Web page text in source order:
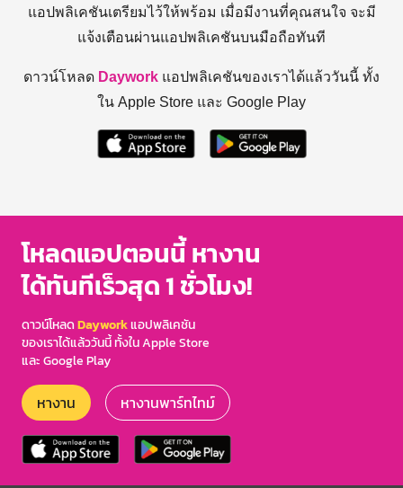
แอปพลิเคชันเตรียมไว้ให้พร้อม เมื่อมีงานที่คุณสนใจ จะมี
แจ้งเตือนผ่านแอปพลิเคชันบนมือถือทันที
ดาวน์โหลด Daywork แอปพลิเคชันของเราได้แล้ววันนี้ ทั้ง
ใน Apple Store และ Google Play
โหลดแอปตอนนี้ หางาน
ได้ทันทีเร็วสุด 1 ชั่วโมง!
ดาวน์โหลดDayworkแอปพลิเคชัน
ของเราได้แล้ววันนี้ ทั้งใน Apple Store
และ Google Play
หางาน หางานพาร์ทไทม์